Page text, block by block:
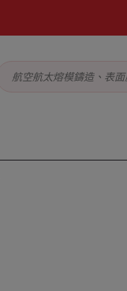
航空航太熔模鑄造、表